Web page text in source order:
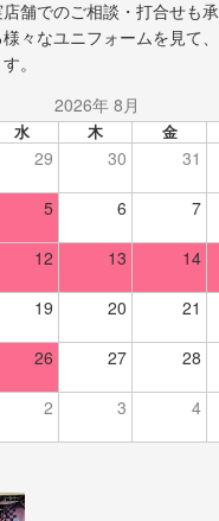
舗でのご相談・打合せも
々なユニフォームを見て
。
2026年 8月
水 木 金
29 30 31
5 6 7
12 13 14
19 20 21
26 27 28
2 3 4